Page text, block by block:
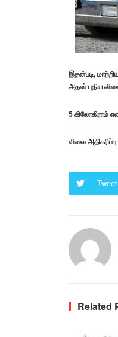
இதன்படி,
அதன் புதிய
5 கிலோகிராம்
விலை
Related